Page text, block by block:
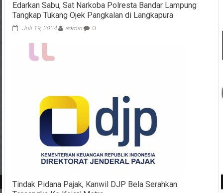
Edarkan Sabu, Sat Narkoba Polresta Bandar Lampung
Tangkap Tukang Ojek Pangkalan di Langkapura
Juli 19, 2024 admin 0
Tindak Pidana Pajak, Kanwil DJP Bela Serahkan